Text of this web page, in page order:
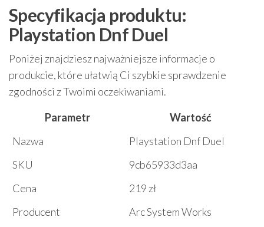
Specyfikacja produktu:
Playstation Dnf Duel
Poniżej znajdziesz najważniejsze informacje o
produkcie, które ułatwią Ci szybkie sprawdzenie
zgodności z Twoimi oczekiwaniami.
Parametr
Wartość
Nazwa
Playstation Dnf Duel
SKU
9cb65933d3aa
Cena
219 zł
Producent
Arc System Works